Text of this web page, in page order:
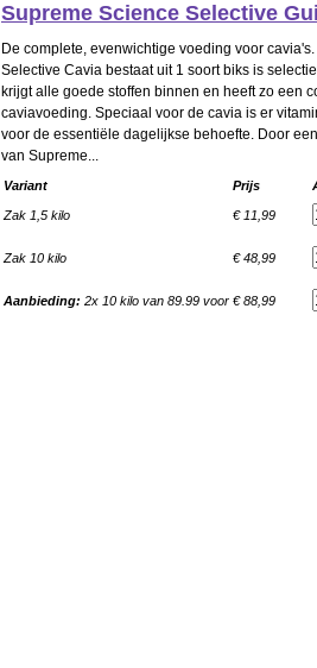
Supreme Science Selective
De complete, evenwichtige voeding voor
Selective Cavia bestaat uit 1 soort biks is
krijgt alle goede stoffen binnen en heeft zo een
caviavoeding. Speciaal voor de cavia is er
voor de essentiële dagelijkse behoefte. Door
van Supreme...
Variant Prijs
Zak 1,5 kilo € 11,99
Zak 10 kilo € 48,99
Aanbieding: 2x 10 kilo van 89.99 voor € 88,99